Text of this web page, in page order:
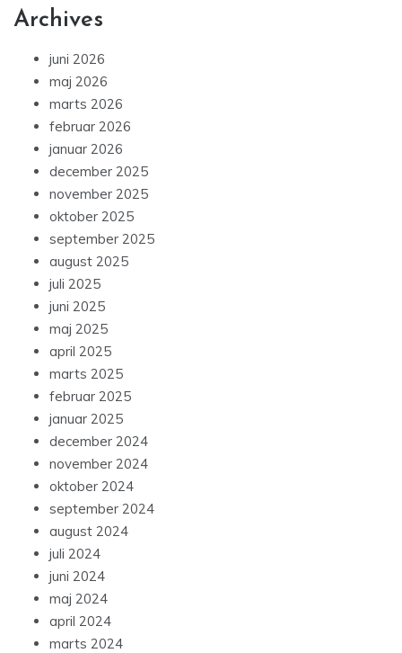
Archives
juni 2026
maj 2026
marts 2026
februar 2026
januar 2026
december 2025
november 2025
oktober 2025
september 2025
august 2025
juli 2025
juni 2025
maj 2025
april 2025
marts 2025
februar 2025
januar 2025
december 2024
november 2024
oktober 2024
september 2024
august 2024
juli 2024
juni 2024
maj 2024
april 2024
marts 2024